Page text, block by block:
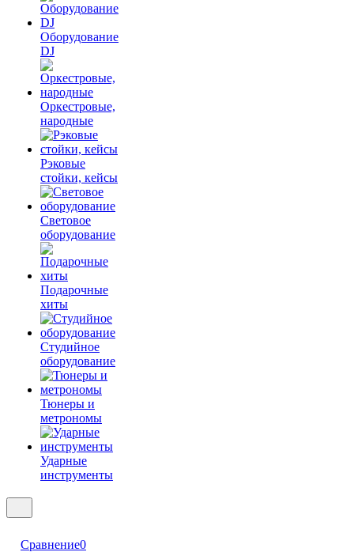
Оборудование
DJ
Оркестровые,
народные
Рэковые
стойки, кейсы
Световое
оборудование
Подарочные
хиты
Студийное
оборудование
Тюнеры и
метрономы
Ударные
инструменты
Сравнение0